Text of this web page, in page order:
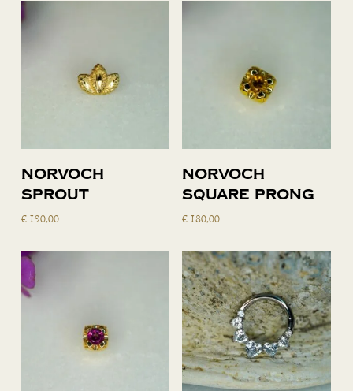
Toevoegen
aan
Norvoch
Sprout
€190,00
Norvoch
square prong
€ 180,00